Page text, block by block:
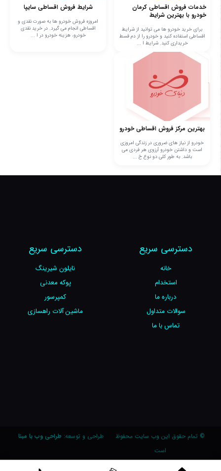
خدمات فروش اقساطی کرمان
خودرو با بهترین شرایط
برای خرید خودرو ها می توانید از شرایط
اقساطی استفاده کنید و خودرو را از دم قسط
خریداری کنید. شرایط ا ...
شرایط فروش اقساطی سایپا
امروزه فروش خودرو ها به صورت نقدی و
اقساطی انجام می ‌گیرد. در خرید نقدی
خودرو، هزینه خودرو در ا ...
بهترین مرکز فروش اقساطی خودرو
خودرو از نیاز های ضروری در زندگی امروزی
است و داشتن خودرو آرزوی هر فردی می
باشد. به طور کلی دو نوع خ ...
دسترسی سریع
خانه
استخدام
درباره ما
سوالات متداول
تماس با ما
دسترسی سریع
نایلون شیرینگ
پوکه معدنی
کمپرسور
ماشین آلات راهسازی
© تمام حقوق این وب سایت محفوظ
است
طراحی و توسعه: طراحی وب با مبنا